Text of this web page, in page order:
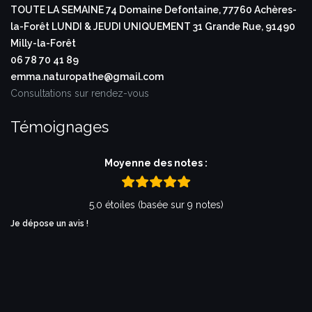
TOUTE LA SEMAINE74 Domaine Defontaine,77760 Achères-
la-Forêt LUNDI & JEUDI UNIQUEMENT 31 Grande Rue, 91490
Milly-la-Forêt
06 78 70 41 89
emma.naturopathe@gmail.com
Consultations sur rendez-vous
Témoignages
Moyenne des notes :
5.0 étoiles (basée sur 9 notes)
Je dépose un avis !